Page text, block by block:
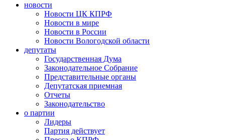
новости
Новости ЦК КПРФ
Новости в мире
Новости в России
Новости Вологодской области
депутаты
Государственная Дума
Законодательное Собрание
Представительные органы
Депутатская приемная
Отчеты
Законодательство
о партии
Лидеры
Партия действует